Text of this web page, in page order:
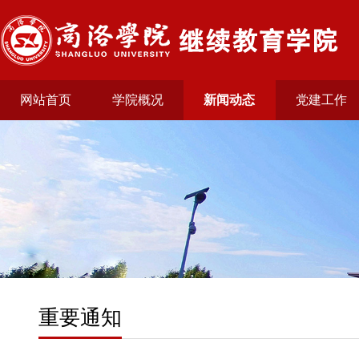
网站首页 学院概况 新闻动态 党建工作
重要通知